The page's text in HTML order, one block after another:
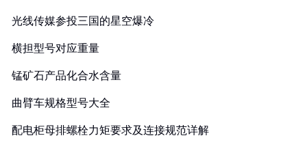
光线传媒参投三国的星空爆冷
横担型号对应重量
锰矿石产品化合水含量
曲臂车规格型号大全
配电柜母排螺栓力矩要求及连接规范详解